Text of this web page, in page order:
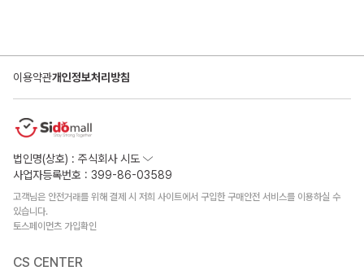
이용약관개인정보처리방침
법인명(상호) : 주식회사 시도
사업자등록번호 : 399-86-03589
고객님은 안전거래를 위해 결제 시 저희 사이트에서 구입한 구매안전 서비스를 이용하실 수
있습니다.
토스페이먼츠 가입확인
CS CENTER